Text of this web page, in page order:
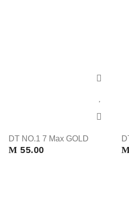
DT NO.1 7 Max GOLD
M 55.00